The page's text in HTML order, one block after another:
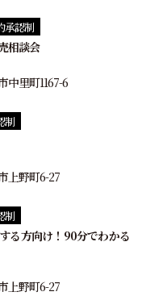
承認制
相談会
中里町1167-6
制
上野町6-27
制
る方向け！90分でわかる
上野町6-27